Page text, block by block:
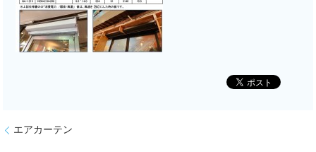
エアカーテン